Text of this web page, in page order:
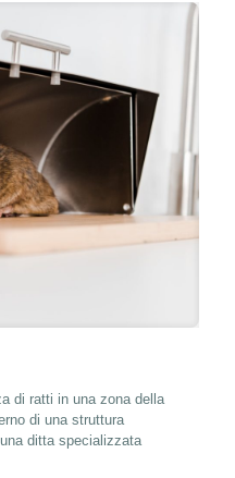
di ratti in una zona della
di una struttura
ditta specializzata